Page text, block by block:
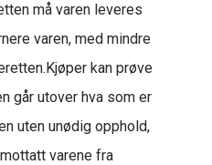
må varen leveres
varen, med mindre
kan prøve
går utover hva som er
uten unødig opphold,
varene fra